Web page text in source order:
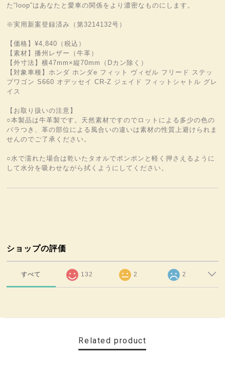
た“loop”はあなたと愛車の関係をより濃密なものにします。
※実用新案登録済み（第3214132号）
【価格】¥4,840（税込）
【素材】播州レザー（牛革）
【外寸法】横47mm×縦70mm（Dカン除く）
【対象車種】ホンダ ホンダe フィット ヴィゼル フリード ステッ
プワゴン S660 オデッセイ CR-Z ジェイド フィットシャトル グレ
イス
【お取り扱いの注意】
○本製品は牛革製です。天然素材ですのでロットによる多少の色の
バラつき、革の部位による風合いの違いは素材の性質上避けられま
せんのでご了承ください。
○水で濡れた場合は乾いたタオルでポンポンと軽く押さえるように
して水分を吸わせながら拭くようにしてください。
ショップの評価
すべて 132 2 2
Related product